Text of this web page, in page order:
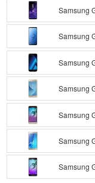
Samsung
Samsung
Samsung
Samsung
Samsung
Samsung
Samsung